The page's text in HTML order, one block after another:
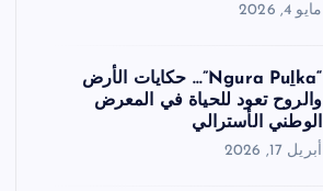
مايو 4, 2026
“Ngura Puḻka”… حكايات الأرض
والروح تعود للحياة في المعرض
الوطني الأسترالي
أبريل 17, 2026